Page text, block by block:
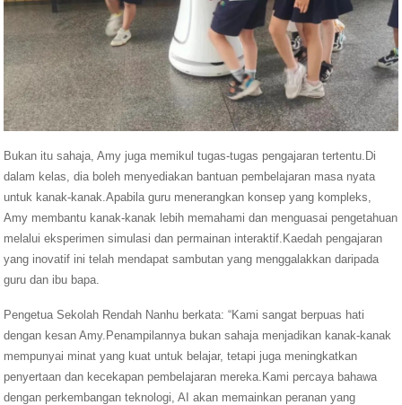
Bukan itu sahaja, Amy juga memikul tugas-tugas pengajaran tertentu.Di
dalam kelas, dia boleh menyediakan bantuan pembelajaran masa nyata
untuk kanak-kanak.Apabila guru menerangkan konsep yang kompleks,
Amy membantu kanak-kanak lebih memahami dan menguasai pengetahuan
melalui eksperimen simulasi dan permainan interaktif.Kaedah pengajaran
yang inovatif ini telah mendapat sambutan yang menggalakkan daripada
guru dan ibu bapa.
Pengetua Sekolah Rendah Nanhu berkata: “Kami sangat berpuas hati
dengan kesan Amy.Penampilannya bukan sahaja menjadikan kanak-kanak
mempunyai minat yang kuat untuk belajar, tetapi juga meningkatkan
penyertaan dan kecekapan pembelajaran mereka.Kami percaya bahawa
dengan perkembangan teknologi, AI akan memainkan peranan yang